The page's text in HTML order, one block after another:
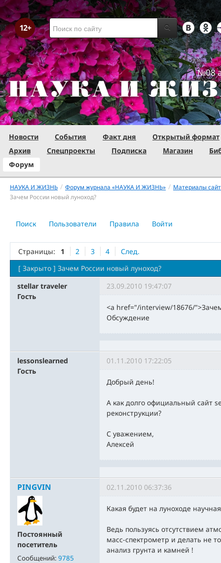
№08
Новости События Факт дня
Открытый формат
Архив
Спецпроекты Подписка Магазин
Форум
НАУКА И ЖИЗНЬ / Форум журнала «НАУКА И ЖИЗНЬ» / Материалы
Зачем России новый луноход?
Поиск Пользователи Правила Войти
Страницы: 1 2 3 4
След.
[ Закрыто] Зачем России новый луноход?
stellar traveler
Гость
23.09.2010 19:47:07
<a href="/interview/18676/
Обсуждение
lessonslearned
Гость
01.11.2010 17:22:05
Добрый день!
А как долго официальный сайт
реконструкции?
С уважением,
Алексей
PINGVIN
Постоянный
посетитель
Сообщений: 9785
02.11.2010 06:37:36
Какая будет на луноходе
Ведь пользуясь отсутствием
масс-спектрометр и делать не
анализ грунта и камней !